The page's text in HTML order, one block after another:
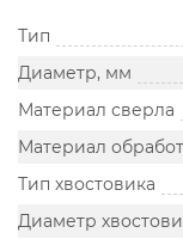
Тип
Диаметр, мм
Материал сверла
Материал
Тип хвостовика
Диаметр